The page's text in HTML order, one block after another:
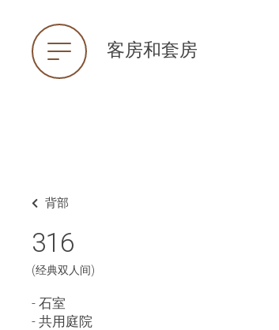
客房和套房
背部
316
(经典双人间)
- 石室
- 共用庭院